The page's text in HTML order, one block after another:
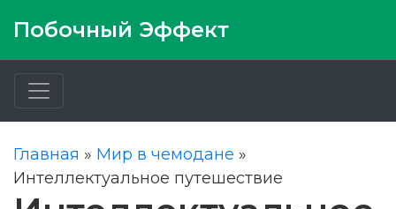
Побочный Эффект
Главная » Мир в чемодане »
Интеллектуальное путешествие